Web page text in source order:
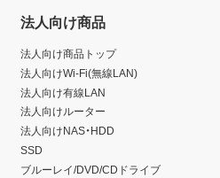
法人向け商品
法人向け商品トップ
法人向けWi-Fi(無線LAN)
法人向け有線LAN
法人向けルーター
法人向けNAS・HDD
SSD
ブルーレイ/DVD/CDドライブ